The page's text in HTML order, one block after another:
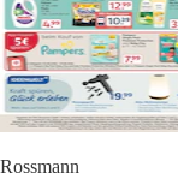
Rossmann